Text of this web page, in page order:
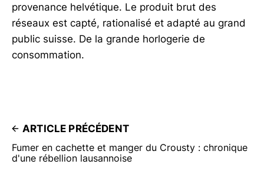
provenance helvétique. Le produit brut des
réseaux est capté, rationalisé et adapté au grand
public suisse. De la grande horlogerie de
consommation.
ARTICLE PRÉCÉDENT
Fumer en cachette et manger du Crousty : chronique
d'une rébellion lausannoise